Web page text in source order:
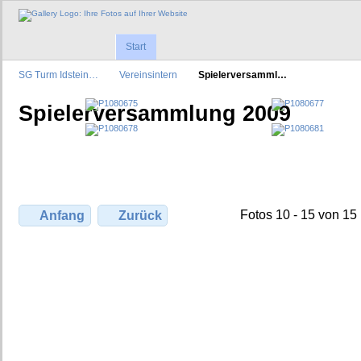
Start
SG Turm Idstein… Vereinsintern Spielerversamml…
Spielerversammlung 2009
Anfang Zurück Fotos 10 - 15 von 15